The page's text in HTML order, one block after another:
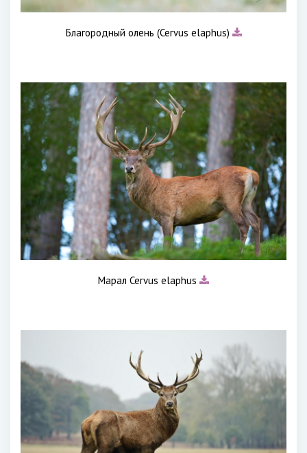
Благородный олень (Cervus elaphus)
Марал Cervus elaphus